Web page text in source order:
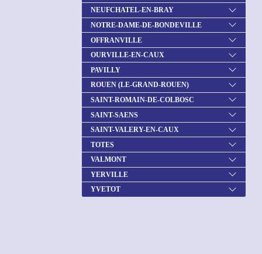
NEUFCHATEL-EN-BRAY
NOTRE-DAME-DE-BONDEVILLE
OFFRANVILLE
OURVILLE-EN-CAUX
PAVILLY
ROUEN (LE-GRAND-ROUEN)
SAINT-ROMAIN-DE-COLBOSC
SAINT-SAENS
SAINT-VALERY-EN-CAUX
TOTES
VALMONT
YERVILLE
YVETOT